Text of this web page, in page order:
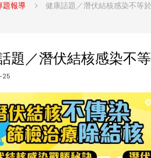
題報導 健康話題／潛伏結核感染不等
題／潛伏結核感染不